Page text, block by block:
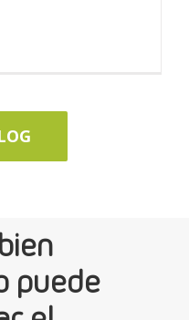
puede